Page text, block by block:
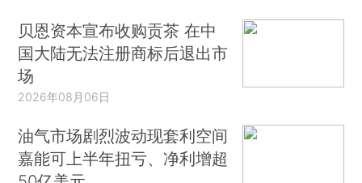
贝恩资本宣布收购贡茶 在中
国大陆无法注册商标后退出市
场
2026年08月06日
油气市场剧烈波动现套利空间
嘉能可上半年扭亏、净利增超